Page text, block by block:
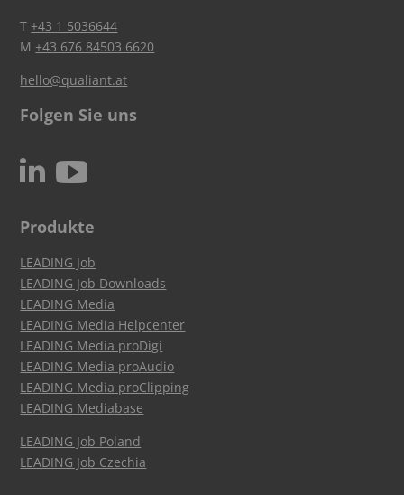
T+43 1 5036644
M+43 676 84503 6620
hello@qualiant.at
Folgen Sie uns
N c
Produkte
LEADING Job
LEADING Job Downloads
LEADING Media
LEADING Media Helpcenter
LEADING Media proDigi
LEADING Media proAudio
LEADING Media proClipping
LEADING Mediabase
LEADING Job Poland
LEADING Job Czechia